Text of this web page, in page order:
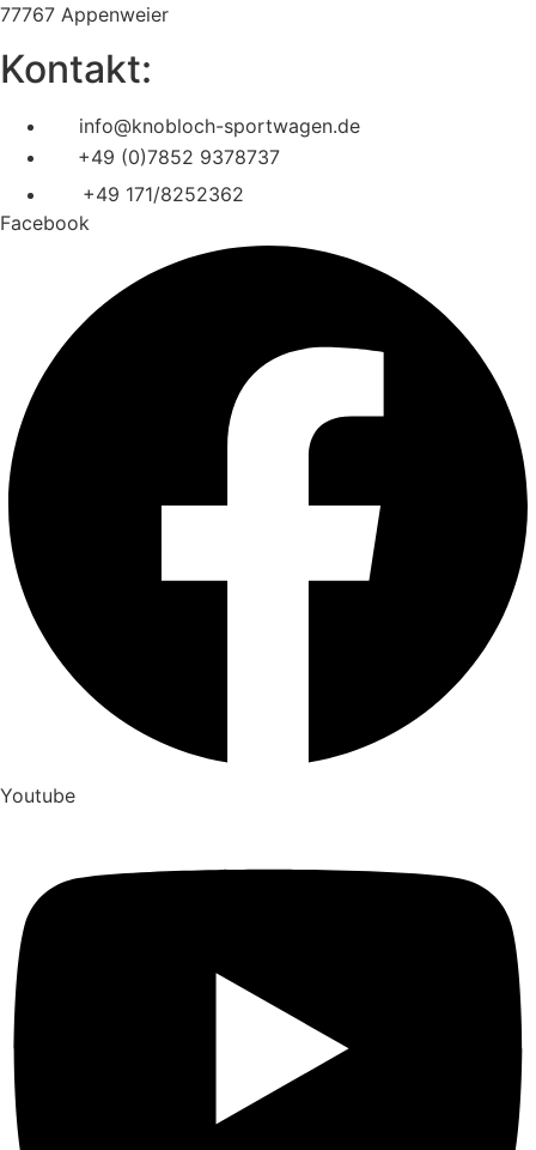
77767 Appenweier
Kontakt:
info@knobloch-sportwagen.de
+49 (0)7852 9378737
+49 171/8252362
Facebook
Youtube